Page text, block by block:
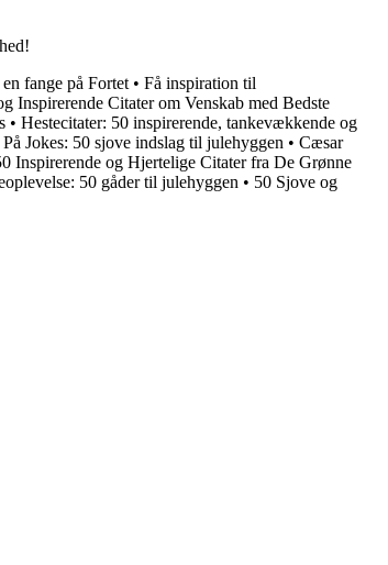
fange på Fortet • Få inspiration til
Inspirerende Citater om Venskab med Bedste
• Hestecitater: 50 inspirerende, tankevækkende og
Jokes: 50 sjove indslag til julehyggen • Cæsar
Inspirerende og Hjertelige Citater fra De Grønne
50 gåder til julehyggen • 50 Sjove og